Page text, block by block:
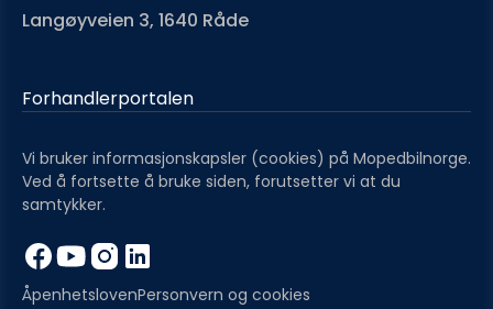
Langøyveien 3, 1640 Råde
Forhandlerportalen
Vi bruker informasjonskapsler (cookies) på Mopedbilnorge.
Ved å fortsette å bruke siden, forutsetter vi at du
samtykker.
ÅpenhetslovenPersonvern og cookies